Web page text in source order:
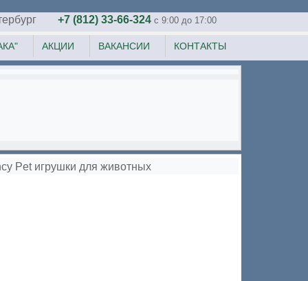
+7 (812) 33-66-324 c 9:00 до 17:00
КОНТАКТЫ
ВАКАНСИИ
АКЦИИ
Pet игрушки для животных